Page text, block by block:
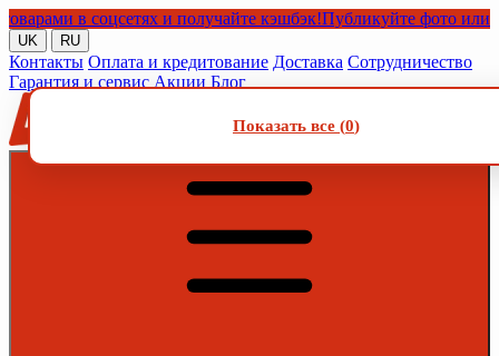
в соцсетях и получайте кэшбэк!Публикуйте фото или
UK RU
Контакты Оплата и кредитование Доставка Сотрудничество
Гарантия и сервис Акции Блог
Показать все (0)